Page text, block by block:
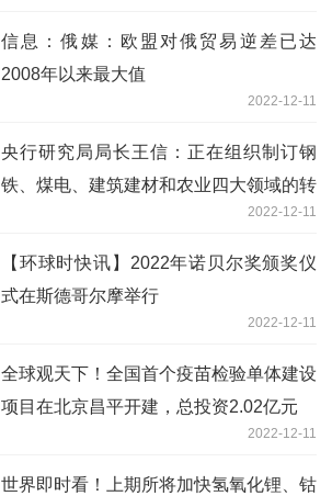
信息：俄媒：欧盟对俄贸易逆差已达
2008年以来最大值
2022-12-11
央行研究局局长王信：正在组织制订钢
铁、煤电、建筑建材和农业四大领域的转
2022-12-11
【环球时快讯】2022年诺贝尔奖颁奖仪
式在斯德哥尔摩举行
2022-12-11
全球观天下！全国首个疫苗检验单体建设
项目在北京昌平开建，总投资2.02亿元
2022-12-11
世界即时看！上期所将加快氢氧化锂、钴